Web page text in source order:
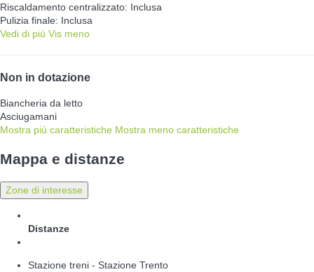
Riscaldamento centralizzato: Inclusa
Pulizia finale: Inclusa
Vedi di più Vis meno
Non in dotazione
Biancheria da letto
Asciugamani
Mostra più caratteristiche Mostra meno caratteristiche
Mappa e distanze
Zone di interesse
Distanze
Stazione treni - Stazione Trento